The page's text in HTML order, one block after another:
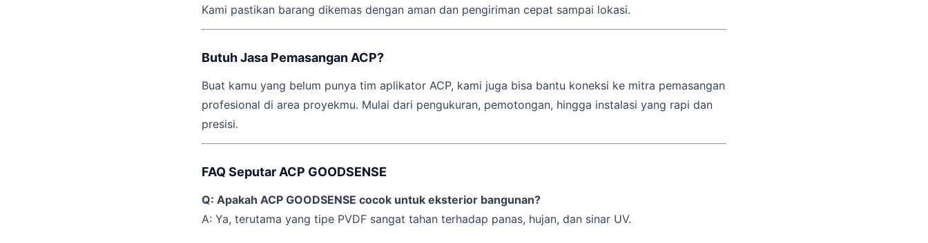
Kami pastikan barang dikemas dengan aman dan pengiriman cepat sampai lokasi.
Butuh Jasa Pemasangan ACP?
Buat kamu yang belum punya tim aplikator ACP, kami juga bisa bantu koneksi ke mitra pemasangan
profesional di area proyekmu. Mulai dari pengukuran, pemotongan, hingga instalasi yang rapi dan
presisi.
FAQ Seputar ACP GOODSENSE
Q: Apakah ACP GOODSENSE cocok untuk eksterior bangunan?
A: Ya, terutama yang tipe PVDF sangat tahan terhadap panas, hujan, dan sinar UV.